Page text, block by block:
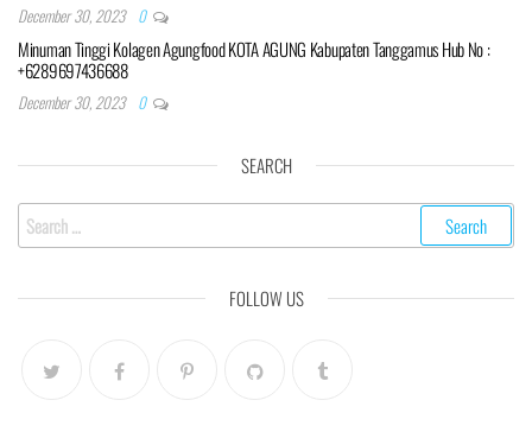
December 30, 2023 0
Minuman Tinggi Kolagen Agungfood KOTA AGUNG Kabupaten Tanggamus Hub No :
+6289697436688
December 30, 2023 0
SEARCH
Search
for:
FOLLOW US